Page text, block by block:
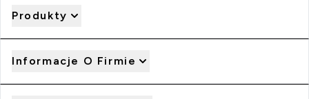
Produkty
Informacje O Firmie